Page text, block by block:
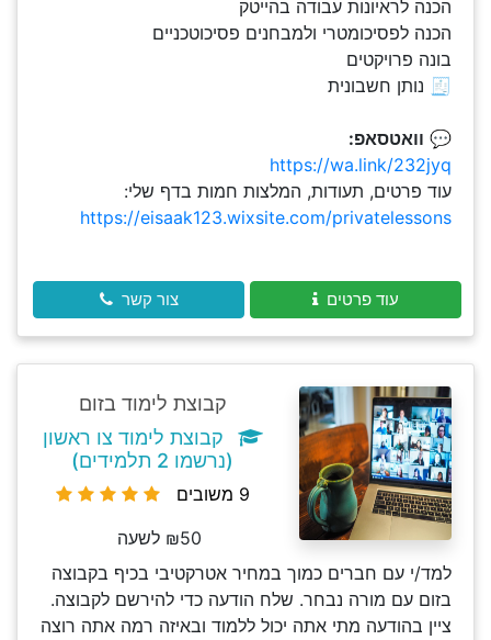
הכנה לראיונות עבודה בהייטק
הכנה לפסיכומטרי ולמבחנים פסיכוטכניים
בונה פרויקטים
🧾 נותן חשבונית
💬 וואטסאפ:
https://wa.link/232jyq
עוד פרטים, תעודות, המלצות חמות בדף שלי:
https://eisaak123.wixsite.com/privatelessons
עוד פרטים צור קשר
קבוצת לימוד בזום
קבוצת לימוד צו ראשון
(נרשמו 2 תלמידים)
9 משובים
₪50 לשעה
למד/י עם חברים כמוך במחיר אטרקטיבי בכיף בקבוצה
בזום עם מורה נבחר. שלח הודעה כדי להירשם לקבוצה.
ציין בהודעה מתי אתה יכול ללמוד ובאיזה רמה אתה רוצה